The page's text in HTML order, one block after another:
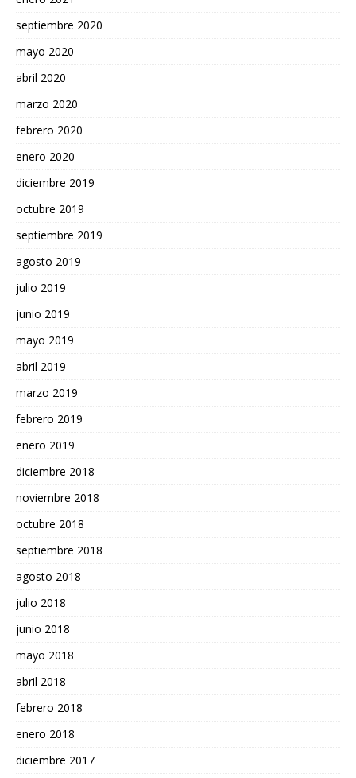
septiembre 2020
mayo 2020
abril 2020
marzo 2020
febrero 2020
enero 2020
diciembre 2019
octubre 2019
septiembre 2019
agosto 2019
julio 2019
junio 2019
mayo 2019
abril 2019
marzo 2019
febrero 2019
enero 2019
diciembre 2018
noviembre 2018
octubre 2018
septiembre 2018
agosto 2018
julio 2018
junio 2018
mayo 2018
abril 2018
febrero 2018
enero 2018
diciembre 2017